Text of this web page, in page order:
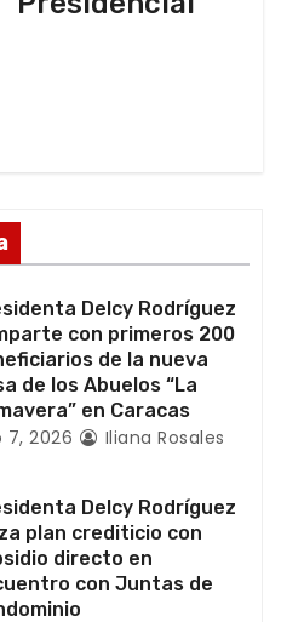
Delcy Rodríguez
con primeros 200
de la nueva
de los Abuelos “La
en Caracas
7, 2026 Iliana Rosales
Delcy Rodríguez
plan crediticio con
directo en
con Juntas de